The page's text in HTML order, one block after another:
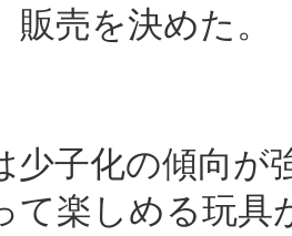
販売を決めた。
少子化の傾向が
て楽しめる玩